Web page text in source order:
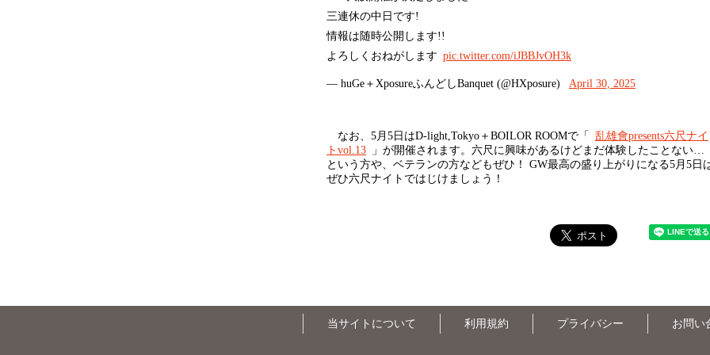
三連休の中日です!
情報は随時公開します!!
よろしくおねがします pic.twitter.com/iJBBJvOH3k
— huGe＋XposureふんどしBanquet (@HXposure) April 30, 2025
なお、5月5日はD-light,Tokyo＋BOILOR ROOMで「
乱雄會presents六尺ナイ
トvol.13
」が開催されます。六尺に興味があるけどまだ体験したことない…
という方や、ベテランの方などもぜひ！ GW最高の盛り上がりになる5月5日
ぜひ六尺ナイトではじけましょう！
当サイトについて 利用規約 プライバシー お問い